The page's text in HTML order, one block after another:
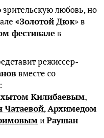
зрительскую любовь, но
«Золотой Дюк» в
фестивалев
режиссер-
вместе со
Килибаевым,
Чатаевой,Архимедом
иРаушан